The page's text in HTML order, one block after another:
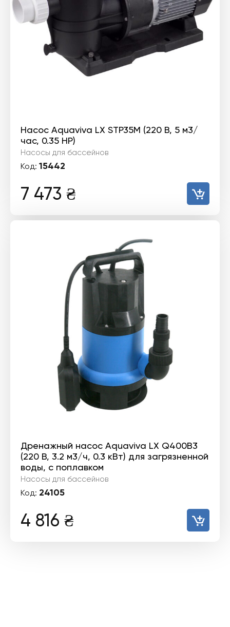
Насос Aquaviva LX STP35M (220 В, 5 м3/
час, 0.35 HP)
Насосы для бассейнов
Код: 15442
7 473 ₴
Дренажный насос Aquaviva LX Q400B3
(220 В, 3.2 м3/ч, 0.3 кВт) для загрязненной
воды, с поплавком
Насосы для бассейнов
Код: 24105
4 816 ₴